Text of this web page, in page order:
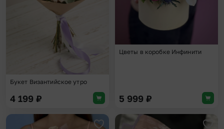
Букет Византийское утро
4 199 ₽
Цветы в коробке Инфинити
5 999 ₽